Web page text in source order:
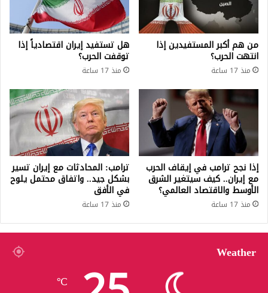
من هم أكبر المستفيدين إذا
انتهت الحرب؟
منذ 17 ساعة
هل تستفيد إيران اقتصادياً إذا
توقفت الحرب؟
منذ 17 ساعة
إذا نجح ترامب في إيقاف الحرب
مع إيران.. كيف سيتغير الشرق
الأوسط والاقتصاد العالمي؟
منذ 17 ساعة
ترامب: المحادثات مع إيران تسير
بشكل جيد.. واتفاق محتمل يلوح
في الأفق
منذ 17 ساعة
Weather
℃